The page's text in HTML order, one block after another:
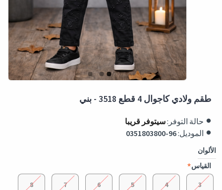
طقم ولادي كاجوال 4 قطع 3518 - بني
حالة التوفر:سيتوفر قريبا
الموديل:0351803800-96
الألوان
القياس
3
4
5
6
7
8